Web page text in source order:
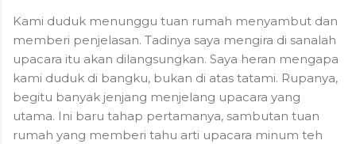
Kami duduk menunggu tuan rumah menyambut dan
memberi penjelasan. Tadinya saya mengira di sanalah
upacara itu akan dilangsungkan. Saya heran mengapa
kami duduk di bangku, bukan di atas tatami. Rupanya,
begitu banyak jenjang menjelang upacara yang
utama. Ini baru tahap pertamanya, sambutan tuan
rumah yang memberi tahu arti upacara minum teh